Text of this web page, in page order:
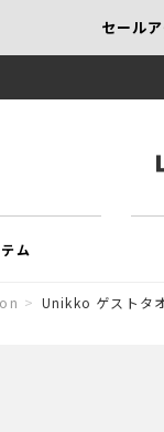
セール
ム
> Unikko ゲストタ